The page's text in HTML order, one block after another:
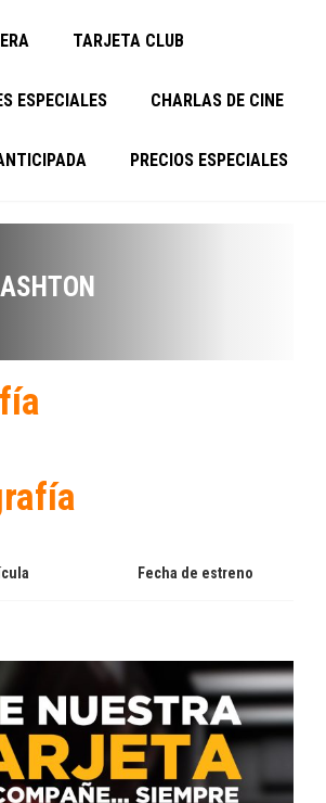
TARJETA CLUB
ESPECIALES CHARLAS DE CINE
PRECIOS ESPECIALES
Fecha de estreno